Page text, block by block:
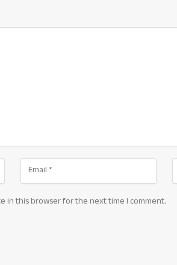
in this browser for the next time I comment.